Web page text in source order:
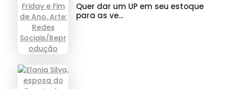
Quer dar um UP em seu estoque
para as ve...